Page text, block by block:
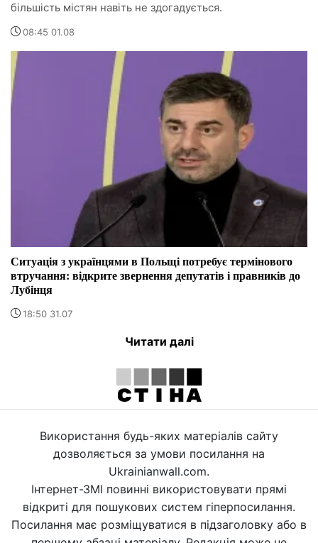
більшість містян навіть не здогадується.
08:45 01.08
Ситуація з українцями в Польщі потребує термінового
втручання: відкрите звернення депутатів і правників до
Лубінця
18:50 31.07
Читати далі
Використання будь-яких матеріалів сайту
дозволяється за умови посилання на
Ukrainianwall.com.
Інтернет-ЗМІ повинні використовувати прямі
відкриті для пошукових систем гіперпосилання.
Посилання має розміщуватися в підзаголовку або в